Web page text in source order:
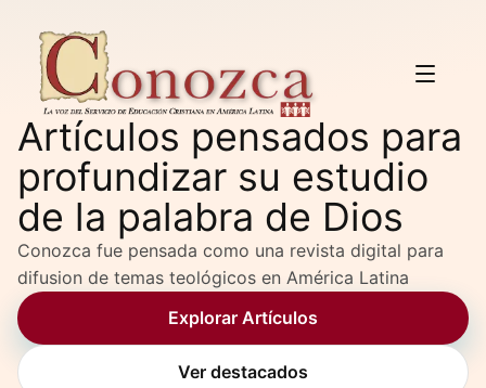
Artículos pensados para
profundizar su estudio
de la palabra de Dios
Conozca fue pensada como una revista digital para
difusion de temas teológicos en América Latina
Explorar Artículos
Ver destacados